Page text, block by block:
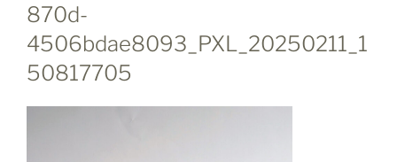
870d-
4506bdae8093_PXL_20250211_1
50817705